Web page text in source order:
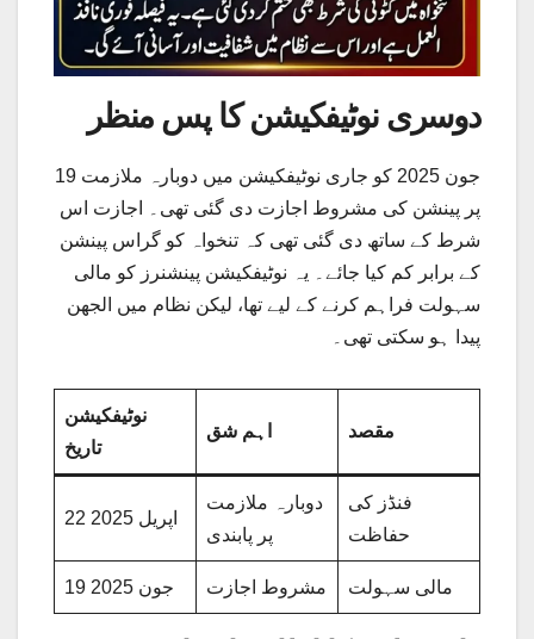
دوسری نوٹیفکیشن کا پس منظر
19 جون 2025 کو جاری نوٹیفکیشن میں دوبارہ ملازمت
پر پینشن کی مشروط اجازت دی گئی تھی۔ اجازت اس
شرط کے ساتھ دی گئی تھی کہ تنخواہ کو گراس پینشن
کے برابر کم کیا جائے۔ یہ نوٹیفکیشن پینشنرز کو مالی
سہولت فراہم کرنے کے لیے تھا، لیکن نظام میں الجھن
پیدا ہو سکتی تھی۔
نوٹیفکیشن
تاریخ
اہم شق مقصد
22 اپریل 2025
دوبارہ ملازمت
پر پابندی
فنڈز کی
حفاظت
19 جون 2025 مشروط اجازت مالی سہولت